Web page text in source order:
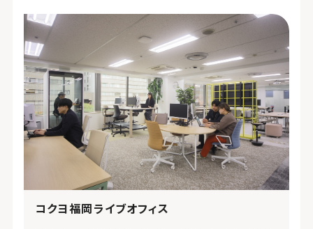
コクヨ福岡ライブオフィス